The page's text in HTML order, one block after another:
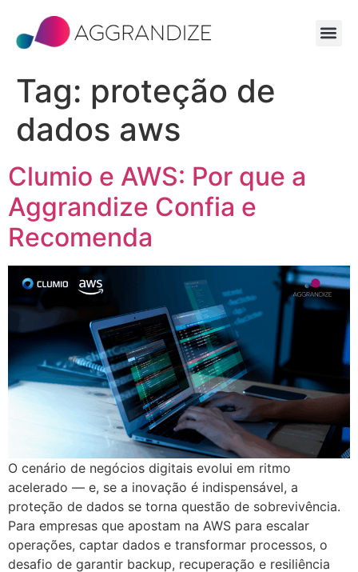
Tag: proteção de
dados aws
Clumio e AWS: Por que a
Aggrandize Confia e
Recomenda
O cenário de negócios digitais evolui em ritmo
acelerado — e, se a inovação é indispensável, a
proteção de dados se torna questão de sobrevivência.
Para empresas que apostam na AWS para escalar
operações, captar dados e transformar processos, o
desafio de garantir backup, recuperação e resiliência